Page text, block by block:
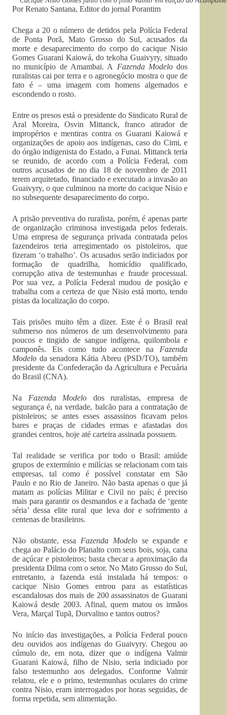
Por Renato Santana, Editor do jornal Porantim
Chega a 20 o número de detidos pela Polícia Federal
de Ponta Porã, Mato Grosso do Sul, acusados da
morte e desaparecimento do corpo do cacique Nisio
Gomes Guarani Kaiowá, do tekoha Guaivyry, situado
no município de Amambai. A Fazenda Modelodos
ruralistas cai por terra e o agronegócio mostra o que de
fato é – uma imagem com homens algemados e
escondendo o rosto.
Entre os presos está o presidente do Sindicato Rural de
Aral Moreira, Osvin Mittanck, franco atirador de
impropérios e mentiras contra os Guarani Kaiowá e
organizações de apoio aos indígenas, caso do Cimi, e
do órgão indigenista do Estado, a Funai. Mittanck teria
se reunido, de acordo com a Polícia Federal, com
outros acusados de no dia 18 de novembro de 2011
terem arquitetado, financiado e executado a invasão ao
Guaivyry, o que culminou na morte do cacique Nisio e
no subsequente desaparecimento do corpo.
A prisão preventiva do ruralista, porém, é apenas parte
de organização criminosa investigada pelos federais.
Uma empresa de segurança privada contratada pelos
fazendeiros teria arregimentado os pistoleiros, que
fizeram ‘o trabalho’. Os acusados serão indiciados por
formação de quadrilha, homicídio qualificado,
corrupção ativa de testemunhas e fraude processual.
Por sua vez, a Polícia Federal mudou de posição e
trabalha com a certeza de que Nisio está morto, tendo
pistas da localização do corpo.
Tais prisões muito têm a dizer. Este é o Brasil real
submerso nos números de um desenvolvimento para
poucos e tingido de sangue indígena, quilombola e
camponês. Eis como tudo acontece na Fazenda
Modelo da senadora Kátia Abreu (PSD/TO), também
presidente da Confederação da Agricultura e Pecuária
do Brasil (CNA).
Na Fazenda Modelo dos ruralistas, empresa de
segurança é, na verdade, balcão para a contratação de
pistoleiros; se antes esses assassinos ficavam pelos
bares e praças de cidades ermas e afastadas dos
grandes centros, hoje até carteira assinada possuem.
Tal realidade se verifica por todo o Brasil: amiúde
grupos de extermínio e milícias se relacionam com tais
empresas, tal como é possível constatar em São
Paulo e no Rio de Janeiro. Não basta apenas o que já
matam as polícias Militar e Civil no país; é preciso
mais para garantir os desmandos e a fachada de ‘gente
séria’ dessa elite rural que leva dor e sofrimento a
centenas de brasileiros.
Não obstante, essa Fazenda Modelo se expande e
chega ao Palácio do Planalto com seus bois, soja, cana
de açúcar e pistoleiros; basta checar a aproximação da
presidenta Dilma com o setor. No Mato Grosso do Sul,
entretanto, a fazenda está instalada há tempos: o
cacique Nisio Gomes entrou para as estatísticas
escandalosas dos mais de 200 assassinatos de Guarani
Kaiowá desde 2003. Afinal, quem matou os irmãos
Vera, Marçal Tupã, Dorvalino e tantos outros?
No início das investigações, a Polícia Federal pouco
deu ouvidos aos indígenas do Guaivyry. Chegou ao
cúmulo de, em nota, dizer que o indígena Valmir
Guarani Kaiowá, filho de Nisio, seria indiciado por
falso testemunho aos delegados. Conforme Valmir
relatou, ele e o primo, testemunhas oculares do crime
contra Nisio, eram interrogados por horas seguidas, de
forma repetida, sem alimentação.